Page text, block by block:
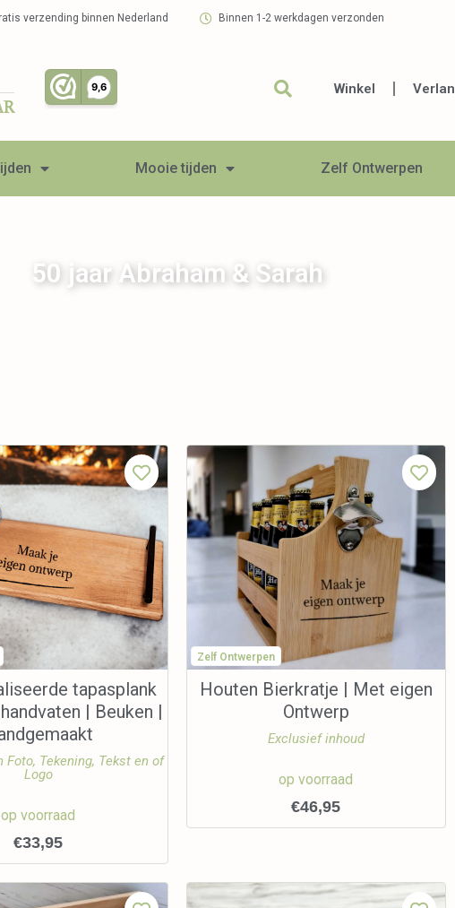
verzending binnen Nederland Binnen 1-2 werkdagen verzonden
Winkel
Mooie tijden Zelf Ontwerpen
50 jaar Abraham & Sarah
tapasplank
| Beuken |
Foto, Tekening, Tekst en of
Logo
op voorraad
€33,95
Zelf Ontwerpen
Houten Bierkratje | Met eigen
Ontwerp
Exclusief inhoud
op voorraad
€46,95